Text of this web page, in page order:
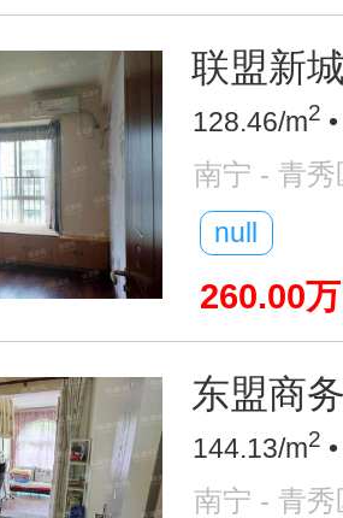
联盟新
128.46/m2
南宁 - 青秀
null
260.00万
东盟商
144.13/m2
南宁 - 青秀